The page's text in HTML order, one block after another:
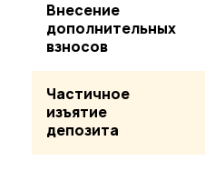
Внесение
дополнительных
взносов
Частичное
изъятие
депозита